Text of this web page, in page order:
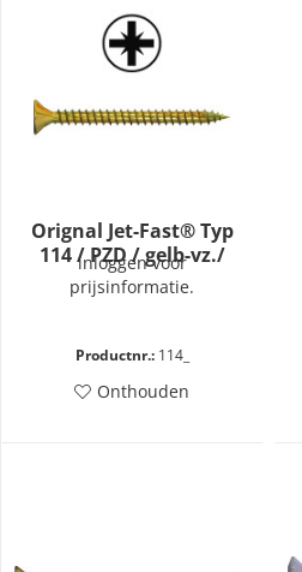
Orignal Jet-Fast® Typ
114 / PZD / gelb-vz./
vollgew.
inloggen voor
prijsinformatie.
Productnr.:114_
Onthouden